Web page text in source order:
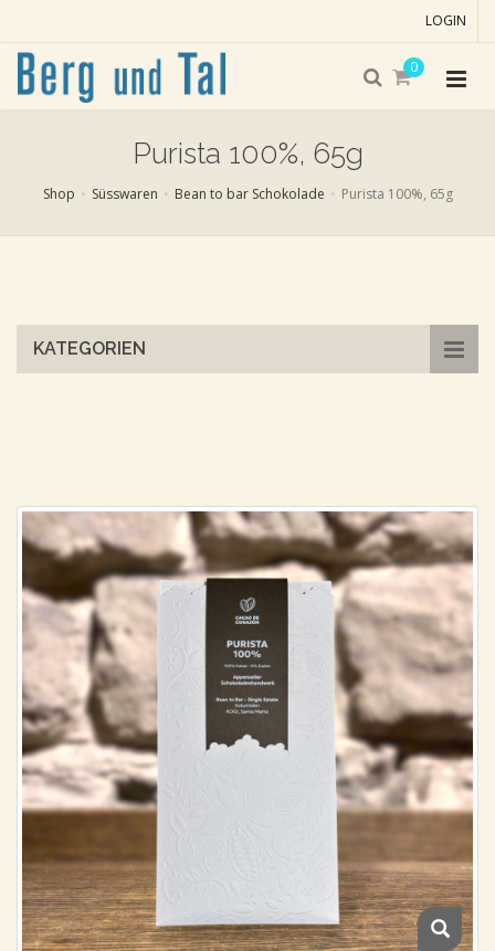
LOGIN
0
Purista 100%, 65g
Shop Süsswaren Bean to bar Schokolade Purista 100%, 65g
KATEGORIEN